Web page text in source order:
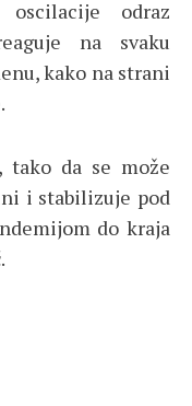
odraz
na svaku
kako na strani
tako da se može
i stabilizuje pod
do kraja